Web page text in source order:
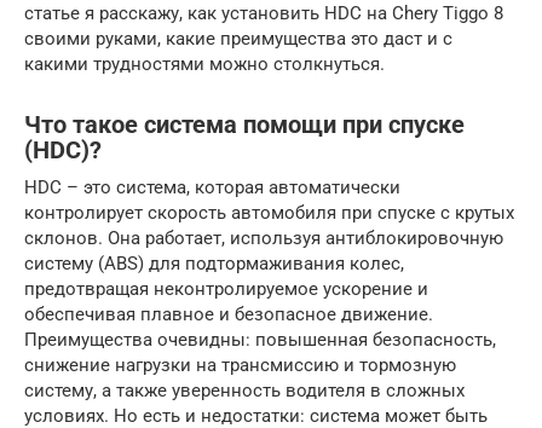
статье я расскажу, как установить HDC на Chery Tiggo 8
своими руками, какие преимущества это даст и с
какими трудностями можно столкнуться.
Что такое система помощи при спуске
(HDC)?
HDC – это система, которая автоматически
контролирует скорость автомобиля при спуске с крутых
склонов. Она работает, используя антиблокировочную
систему (ABS) для подтормаживания колес,
предотвращая неконтролируемое ускорение и
обеспечивая плавное и безопасное движение.
Преимущества очевидны: повышенная безопасность,
снижение нагрузки на трансмиссию и тормозную
систему, а также уверенность водителя в сложных
условиях. Но есть и недостатки: система может быть